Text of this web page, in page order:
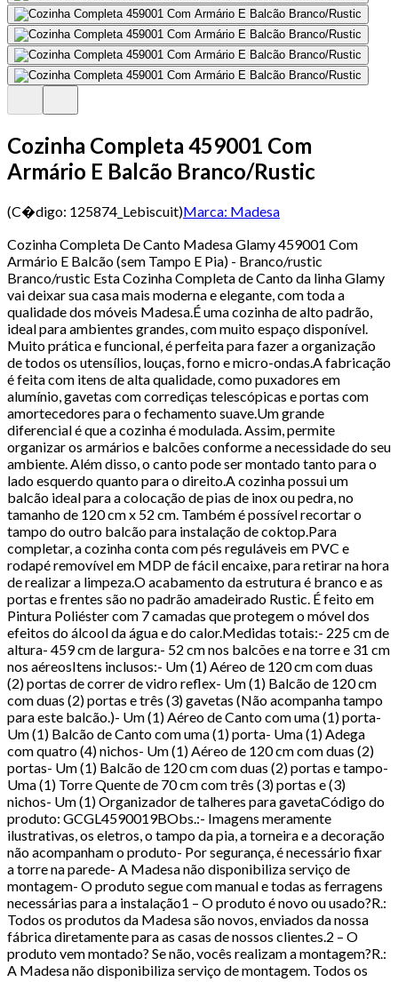
Cozinha Completa 459001 Com
Armário E Balcão Branco/Rustic
(C�digo: 125874_Lebiscuit)Marca: Madesa
Cozinha Completa De Canto Madesa Glamy 459001 Com
Armário E Balcão (sem Tampo E Pia) - Branco/rustic
Branco/rustic Esta Cozinha Completa de Canto da linha Glamy
vai deixar sua casa mais moderna e elegante, com toda a
qualidade dos móveis Madesa.É uma cozinha de alto padrão,
ideal para ambientes grandes, com muito espaço disponível.
Muito prática e funcional, é perfeita para fazer a organização
de todos os utensílios, louças, forno e micro-ondas.A fabricação
é feita com itens de alta qualidade, como puxadores em
alumínio, gavetas com corrediças telescópicas e portas com
amortecedores para o fechamento suave.Um grande
diferencial é que a cozinha é modulada. Assim, permite
organizar os armários e balcões conforme a necessidade do seu
ambiente. Além disso, o canto pode ser montado tanto para o
lado esquerdo quanto para o direito.A cozinha possui um
balcão ideal para a colocação de pias de inox ou pedra, no
tamanho de 120 cm x 52 cm. Também é possível recortar o
tampo do outro balcão para instalação de coktop.Para
completar, a cozinha conta com pés reguláveis em PVC e
rodapé removível em MDP de fácil encaixe, para retirar na hora
de realizar a limpeza.O acabamento da estrutura é branco e as
portas e frentes são no padrão amadeirado Rustic. É feito em
Pintura Poliéster com 7 camadas que protegem o móvel dos
efeitos do álcool da água e do calor.Medidas totais:- 225 cm de
altura- 459 cm de largura- 52 cm nos balcões e na torre e 31 cm
nos aéreosItens inclusos:- Um (1) Aéreo de 120 cm com duas
(2) portas de correr de vidro reflex- Um (1) Balcão de 120 cm
com duas (2) portas e três (3) gavetas (Não acompanha tampo
para este balcão.)- Um (1) Aéreo de Canto com uma (1) porta-
Um (1) Balcão de Canto com uma (1) porta- Uma (1) Adega
com quatro (4) nichos- Um (1) Aéreo de 120 cm com duas (2)
portas- Um (1) Balcão de 120 cm com duas (2) portas e tampo-
Uma (1) Torre Quente de 70 cm com três (3) portas e (3)
nichos- Um (1) Organizador de talheres para gavetaCódigo do
produto: GCGL4590019BObs.:- Imagens meramente
ilustrativas, os eletros, o tampo da pia, a torneira e a decoração
não acompanham o produto- Por segurança, é necessário fixar
a torre na parede- A Madesa não disponibiliza serviço de
montagem- O produto segue com manual e todas as ferragens
necessárias para a instalação1 – O produto é novo ou usado?R.:
Todos os produtos da Madesa são novos, enviados da nossa
fábrica diretamente para as casas de nossos clientes.2 – O
produto vem montado? Se não, vocês realizam a montagem?R.:
A Madesa não disponibiliza serviço de montagem. Todos os